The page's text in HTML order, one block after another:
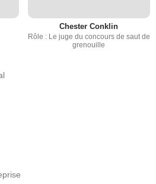
Chester Conklin
Rôle : Le juge du concours de saut de
grenouille